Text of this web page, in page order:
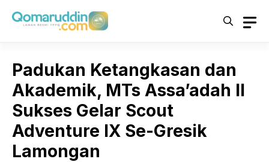
Padukan Ketangkasan dan
Akademik, MTs Assa’adah II
Sukses Gelar Scout
Adventure IX Se-Gresik
Lamongan